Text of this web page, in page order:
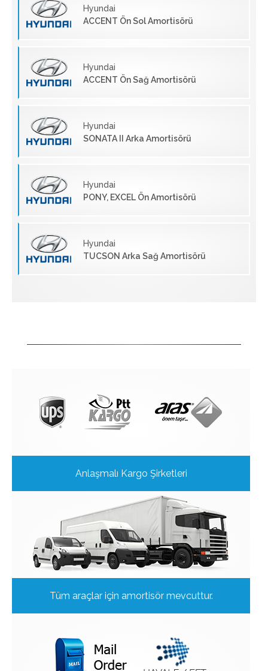
Hyundai
ACCENT Ön Sol Amortisörü
Hyundai
ACCENT Ön Sağ Amortisörü
Hyundai
SONATA II Arka Amortisörü
Hyundai
PONY, EXCEL Ön Amortisörü
Hyundai
TUCSON Arka Sağ Amortisörü
Anlaşmalı Kargo Şirketleri
Tüm araçlar için amortisör mevcuttur.